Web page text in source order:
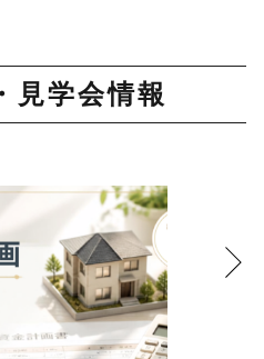
見学会情報